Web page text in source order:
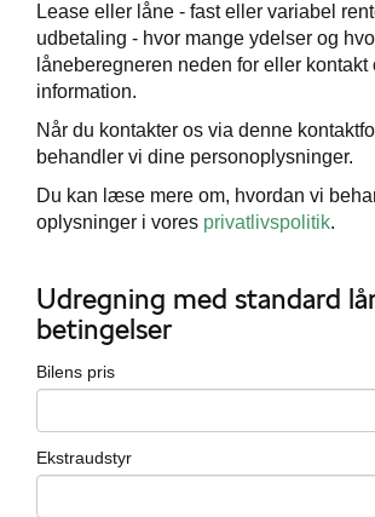
Lease eller låne - fast eller variabel
udbetaling - hvor mange ydelser og
låneberegneren neden for eller kontakt
information.
Når du kontakter os via denne
behandler vi dine personoplysninger.
Du kan læse mere om, hvordan vi
oplysninger i vores privatlivspolitik.
Udregning med standard
betingelser
Bilens pris
Ekstraudstyr